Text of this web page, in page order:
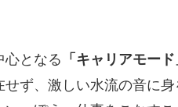
となる 「キャリアモード
せず、激しい水流の音に